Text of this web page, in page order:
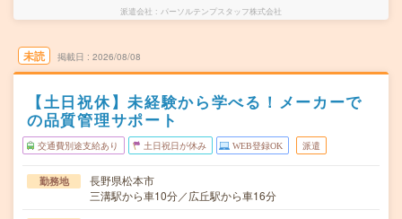
派遣会社 パーソルテンプスタッフ株式会社
未読 掲載日 2026/08/08
【土日祝休】未経験から学べる！メーカーで
の品質管理サポート
交通費別途支給あり 土日祝日が休み WEB登録OK 派遣
勤務地
長野県松本市
三溝駅から車10分／広丘駅から車16分